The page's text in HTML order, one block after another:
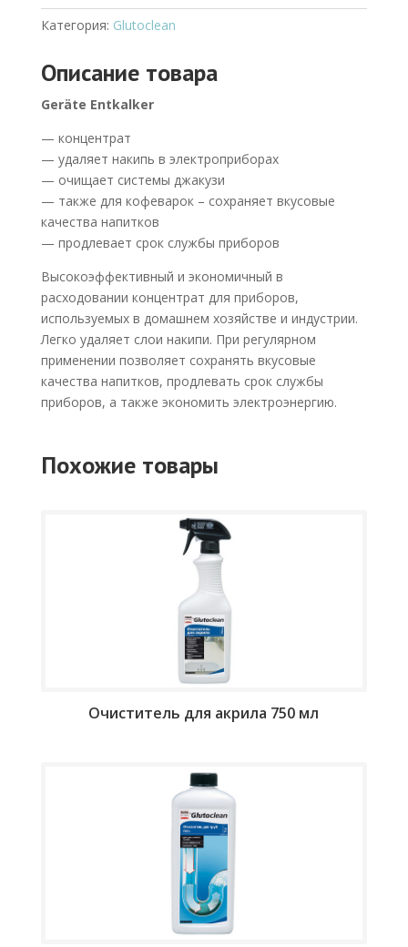
Категория: Glutoclean
Описание товара
Geräte Entkalker
— концентрат
— удаляет накипь в электроприборах
— очищает системы джакузи
— также для кофеварок – сохраняет вкусовые
качества напитков
— продлевает срок службы приборов
Высокоэффективный и экономичный в
расходовании концентрат для приборов,
используемых в домашнем хозяйстве и индустрии.
Легко удаляет слои накипи. При регулярном
применении позволяет сохранять вкусовые
качества напитков, продлевать срок службы
приборов, а также экономить электроэнергию.
Похожие товары
Очиститель для акрила 750 мл